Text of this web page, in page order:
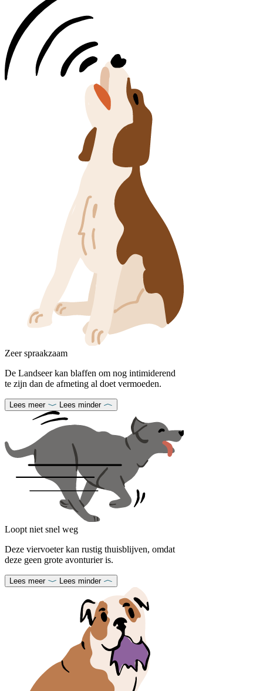
Zeer spraakzaam
De Landseer kan blaffen om nog intimiderend
te zijn dan de afmeting al doet vermoeden.
Lees meer Lees minder
Loopt niet snel weg
Deze viervoeter kan rustig thuisblijven, omdat
deze geen grote avonturier is.
Lees meer Lees minder